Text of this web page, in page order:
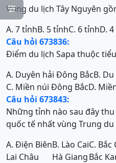

Vùng du lịch Tây Nguyên
A. 7 tỉnhB. 5 tỉnhC. 6 tỉnhD.
Câu hỏi 673836:
Điểm du lịch Sapa thuộc
A. Duyên hải Đông BắcB.
C. Miền núi Đông BắcD.
Câu hỏi 673843:
Những tỉnh nào sau đây
quốc tế nhất vùng Trung du
A. Điện Biên
Lai Châu
B. Lào Cai
Hà Giang
C. Bắc
Bắc